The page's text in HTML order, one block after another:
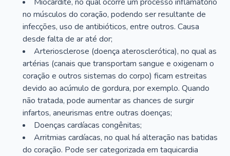
no músculos do coração, podendo ser resultante de
infecções, uso de antibióticos, entre outros. Causa
desde falta de ar até dor;
Arteriosclerose (doença aterosclerótica), no qual as
artérias (canais que transportam sangue e oxigenam o
coração e outros sistemas do corpo) ficam estreitas
devido ao acúmulo de gordura, por exemplo. Quando
não tratada, pode aumentar as chances de surgir
infartos, aneurismas entre outras doenças;
Doenças cardíacas congênitas;
Arritmias cardíacas, no qual há alteração nas batidas
do coração. Pode ser categorizada em taquicardia